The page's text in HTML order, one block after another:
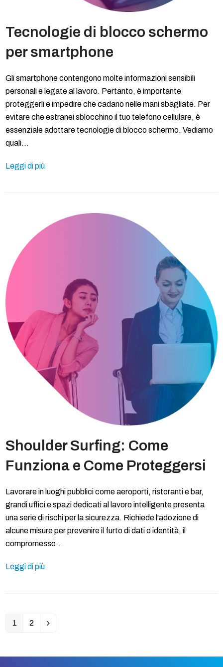
Tecnologie di blocco schermo
per smartphone
Gli smartphone contengono molte informazioni sensibili
personali e legate al lavoro. Pertanto, è importante
proteggerli e impedire che cadano nelle mani sbagliate. Per
evitare che estranei sblocchino il tuo telefono cellulare, è
essenziale adottare tecnologie di blocco schermo. Vediamo
quali…
Leggi di più
Shoulder Surfing: Come
Funziona e Come Proteggersi
Lavorare in luoghi pubblici come aeroporti, ristoranti e bar,
grandi uffici e spazi dedicati al lavoro intelligente presenta
una serie di rischi per la sicurezza. Richiede l'adozione di
alcune misure per prevenire il furto di dati o identità, il
compromesso…
Leggi di più
Pagina
1 Pagina
2 Successivo